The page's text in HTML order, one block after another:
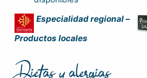
Especialidad regional –
Productos locales
Dietas y alergias